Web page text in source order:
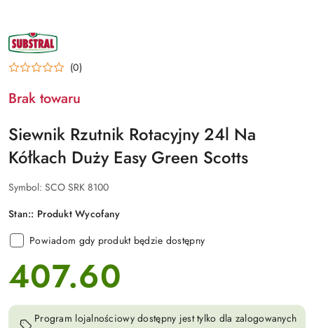
NAZWA
PRODUCENTA:
SUBSTRAL
(0)
Brak towaru
Siewnik Rzutnik Rotacyjny 24l Na
Kółkach Duży Easy Green Scotts
Symbol: SCO SRK 8100
Stan:: Produkt Wycofany
Powiadom gdy produkt będzie dostępny
cena:
407.60
Program lojalnościowy dostępny jest tylko dla zalogowanych